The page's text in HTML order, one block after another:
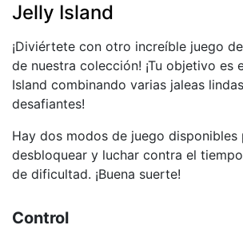
Jelly Island
¡Diviértete con otro increíble juego
de nuestra colección! ¡Tu objetivo es
Island combinando varias jaleas
desafiantes!
Hay dos modos de juego disponibles
desbloquear y luchar contra el
de dificultad. ¡Buena suerte!
Control